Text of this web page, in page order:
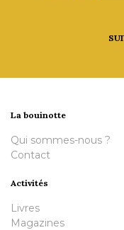
La bouinotte
Qui sommes-nous ?
Contact
Activités
Livres
Magazines